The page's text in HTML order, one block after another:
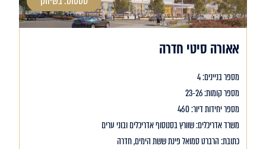
אאורה סיטי חדרה
מספר בניינים: 4
מספר קומות: 23-26
מספר יחידות דיור: 460
משרד אדריכלים: שוורץ בסנוסוף אדריכלים ובוני ערים
כתובת: הרברט סמואל פינת ששת הימים, חדרה